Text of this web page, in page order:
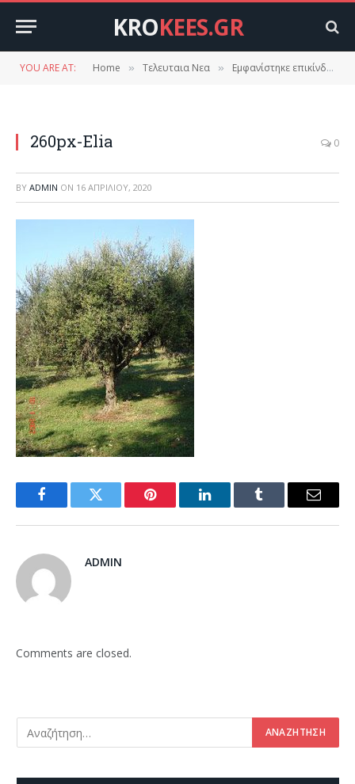
KROKEES.GR
YOU ARE AT: Home » Τελευταια Νεα » Εμφανίστηκε επικίνδυνη ασθένεια. Η «Λέπρα της Ελιάς»
260px-Elia 0
BY ADMIN ON 16 ΑΠΡΙΛΊΟΥ, 2020
FacebookTwitter Pinterest LinkedInTumblr Email
ADMIN
Comments are closed.